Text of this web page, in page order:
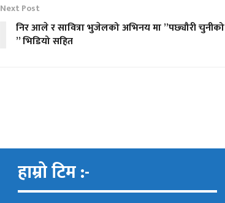
Next Post
निर आले र सावित्रा भुजेलको अभिनय मा ”पछ्यौरी चुनीको
” भिडियो सहित
हाम्रो टिम :-